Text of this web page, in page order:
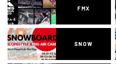
FMX
SNOW